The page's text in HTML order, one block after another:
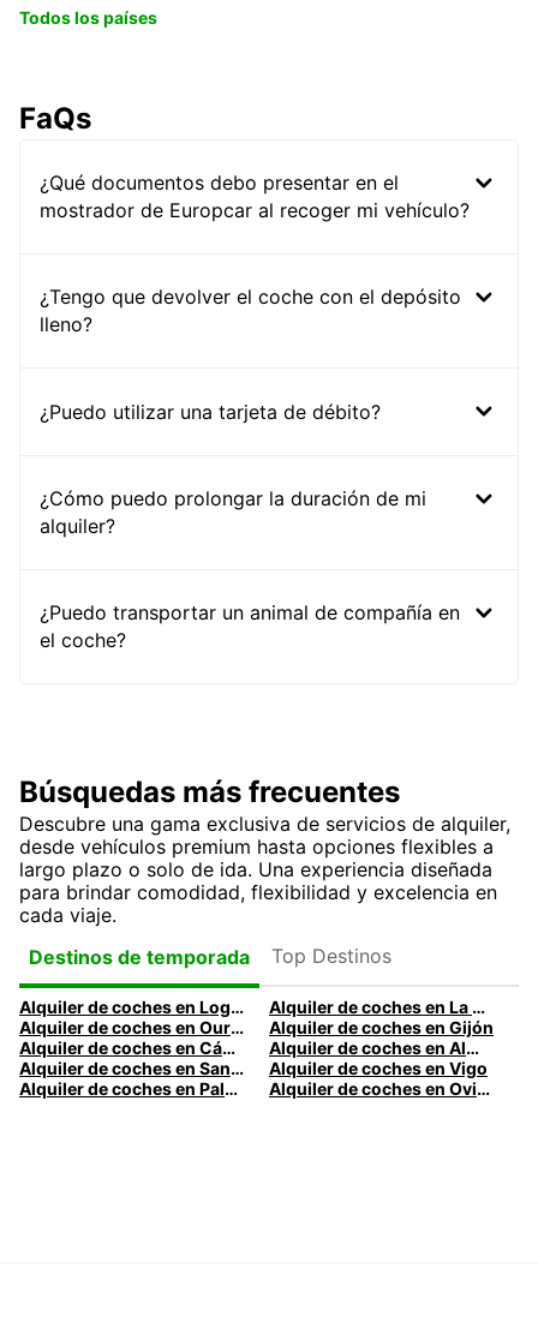
Todos los países
FaQs
¿Qué documentos debo presentar en el
mostrador de Europcar al recoger mi vehículo?
¿Tengo que devolver el coche con el depósito
lleno?
¿Puedo utilizar una tarjeta de débito?
¿Cómo puedo prolongar la duración de mi
alquiler?
¿Puedo transportar un animal de compañía en
el coche?
Búsquedas más frecuentes
Descubre una gama exclusiva de servicios de alquiler,
desde vehículos premium hasta opciones flexibles a
largo plazo o solo de ida. Una experiencia diseñada
para brindar comodidad, flexibilidad y excelencia en
cada viaje.
Destinos de temporada
Top Destinos
Alquiler de coches en Logroño
Alquiler de coches en La Coruña
Alquiler de coches en Ourense
Alquiler de coches en Gijón
Alquiler de coches en Cádiz
Alquiler de coches en Almería
Alquiler de coches en Santander
Alquiler de coches en Vigo
Alquiler de coches en Palma
Alquiler de coches en Oviedo